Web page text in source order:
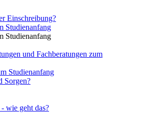
Einschreibung?
Studienanfang
Studienanfang
und Fachberatungen zum
Studienanfang
Sorgen?
wie geht das?